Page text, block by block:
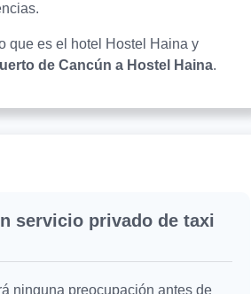
que es el hotel Hostel Haina y
de Cancún a Hostel Haina.
servicio privado de taxi
ninguna preocupación antes de